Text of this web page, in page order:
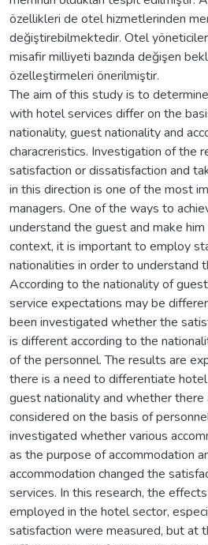
özellikleri de otel hizmetlerinden
değiştirebilmektedir. Otel
misafir milliyeti bazında değişen
özelleştirmeleri önerilmiştir.
The aim of this study is to
with hotel services differ on the
nationality, guest nationality and
characreristics. Investigation of the
satisfaction or dissatisfaction and
in this direction is one of the most
managers. One of the ways to
understand the guest and make
context, it is important to employ
nationalities in order to understand
According to the nationality of
service expectations may be
been investigated whether the
is different according to the
of the personnel. The results are
there is a need to differentiate
guest nationality and whether there
considered on the basis of
investigated whether various
as the purpose of accommodation
accommodation changed the
services. In this research, the
employed in the hotel sector,
satisfaction were measured, but at